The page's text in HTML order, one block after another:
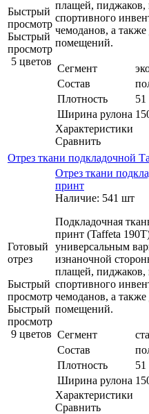
Быстрый
просмотр
Быстрый
просмотр
5 цветов
плащей,
спортивного
чемоданов, а
помещений.
Сегмент
Состав
Плотность
51
Ширина рулона
Характеристики
Сравнить
Отрез ткани подкладочной
Готовый
отрез
Быстрый
просмотр
Быстрый
просмотр
9 цветов
Отрез ткани
принт
Наличие: 541 шт
Подкладочная
принт (Taffeta
универсальным
изнаночной
плащей,
спортивного
чемоданов, а
помещений.
Сегмент
Состав
Плотность
51
Ширина рулона
Характеристики
Сравнить